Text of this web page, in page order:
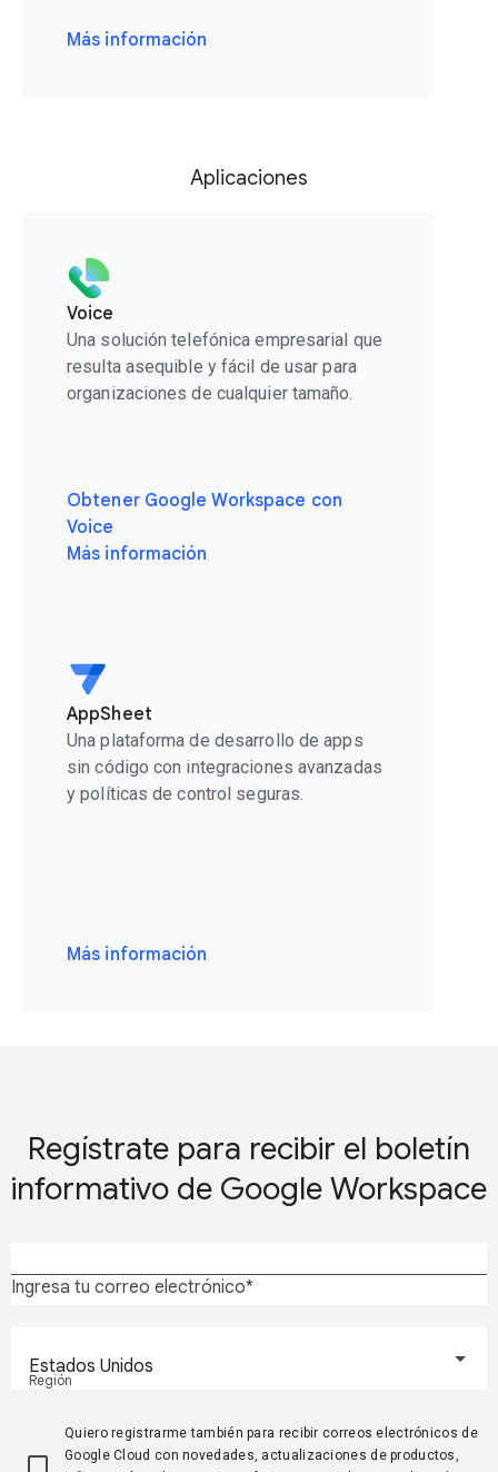
Más información
Aplicaciones
Voice
Una solución telefónica empresarial que
resulta asequible y fácil de usar para
organizaciones de cualquier tamaño.
Obtener Google Workspace con
Voice
Más información
AppSheet
Una plataforma de desarrollo de apps
sin código con integraciones avanzadas
y políticas de control seguras.
Más información
Regístrate para recibir el boletín
informativo de Google Workspace
Ingresa tu correo electrónico
Región
Estados Unidos
Quiero registrarme también para recibir correos electrónicos de
Google Cloud con novedades, actualizaciones de productos,